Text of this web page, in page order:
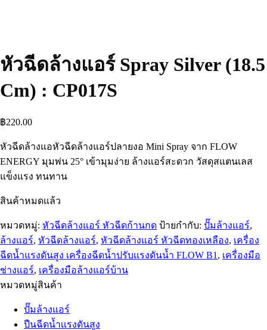
หัวฉีดล้างแอร์ Spray Silver (18.5
Cm) : CP017S
฿220.00
หัวฉีดล้างแอหัวฉีดล้างแอร์ปลายงอ Mini Spray จาก FLOW
ENERGY มุมพ่น 25° เข้ามุมง่าย ล้างแอร์สะดวก วัสดุสแตนเลส
แข็งแรง ทนทาน
สินค้าหมดแล้ว
หมวดหมู่: หัวฉีดล้างแอร์ หัวฉีดก้านกด ป้ายกำกับ: ปั๊มล้างแอร์,
ล้างแอร์, หัวฉีดล้างแอร์, หัวฉีดล้างแอร์ หัวฉีดทองเหลือง, เครื่อง
ฉีดน้ำแรงดันสูง เครื่องฉีดน้ำปรับแรงดันน้ำ FLOW B1 , เครื่องมือ
ช่างแอร์, เครื่องมือล้างแอร์บ้าน
หมวดหมู่สินค้า
ปั๊มล้างแอร์
ปืนฉีดน้ำเเรงดันสูง